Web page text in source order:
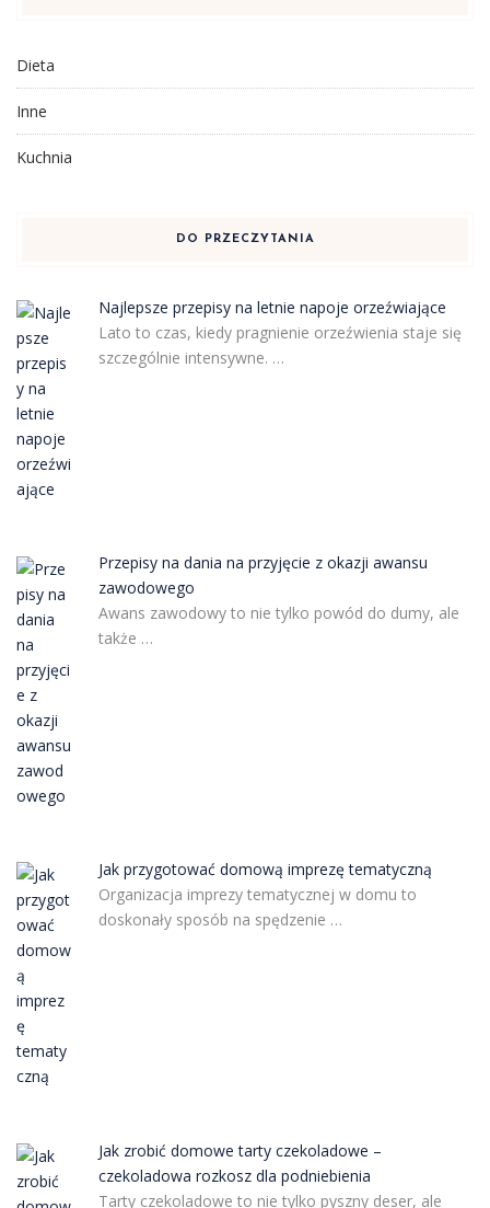
Dieta
Inne
Kuchnia
DO PRZECZYTANIA
Najlepsze przepisy na letnie napoje orzeźwiające
Lato to czas, kiedy pragnienie orzeźwienia staje się
szczególnie intensywne. …
Przepisy na dania na przyjęcie z okazji awansu
zawodowego
Awans zawodowy to nie tylko powód do dumy, ale
także …
Jak przygotować domową imprezę tematyczną
Organizacja imprezy tematycznej w domu to
doskonały sposób na spędzenie …
Jak zrobić domowe tarty czekoladowe –
czekoladowa rozkosz dla podniebienia
Tarty czekoladowe to nie tylko pyszny deser, ale